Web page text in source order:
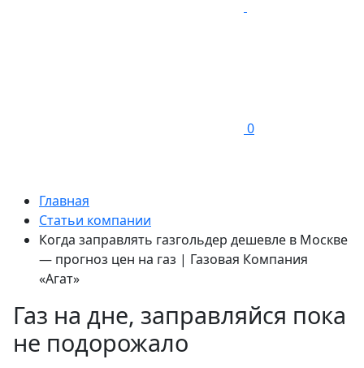
0
Главная
Статьи компании
Когда заправлять газгольдер дешевле в Москве
— прогноз цен на газ | Газовая Компания
«Агат»
Газ на дне, заправляйся пока
не подорожало